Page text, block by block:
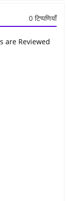
0 टिप्पणियाँ
are Reviewed